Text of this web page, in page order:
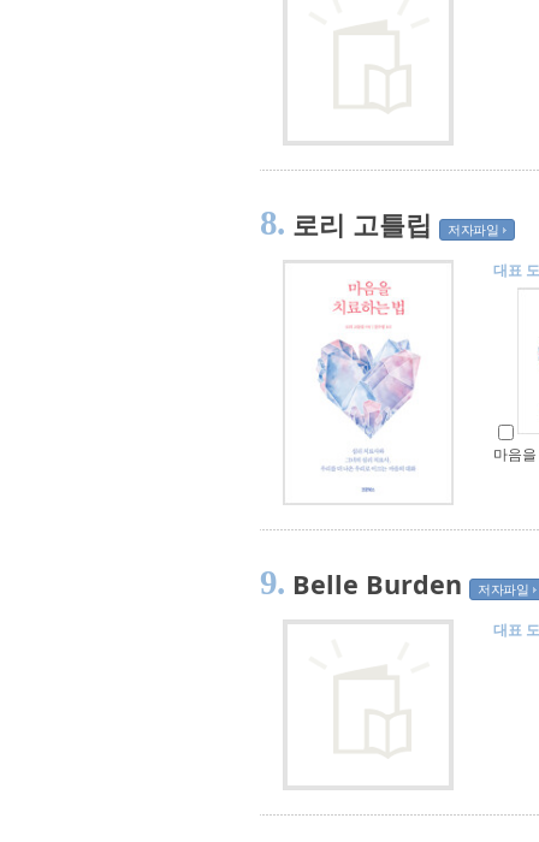
8. 로리 고틀립 저자파일
대표
마음
9. Belle Burden 저자파일
대표